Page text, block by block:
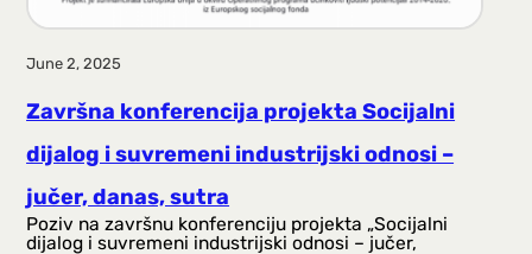
June 2, 2025
Završna konferencija projekta Socijalni
dijalog i suvremeni industrijski odnosi –
jučer, danas, sutra
Poziv na završnu konferenciju projekta „Socijalni
dijalog i suvremeni industrijski odnosi – jučer,